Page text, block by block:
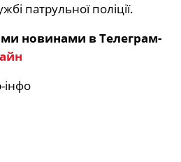
патрульної поліції.
новинами в Телеграм-